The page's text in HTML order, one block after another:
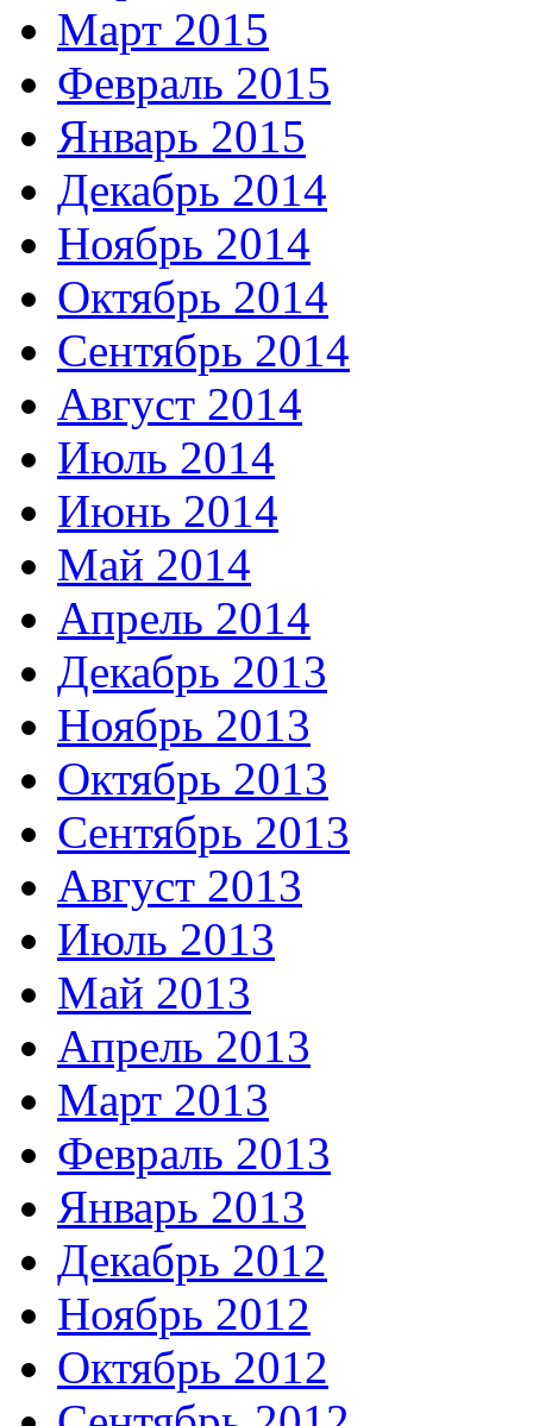
Март 2015
Февраль 2015
Январь 2015
Декабрь 2014
Ноябрь 2014
Октябрь 2014
Сентябрь 2014
Август 2014
Июль 2014
Июнь 2014
Май 2014
Апрель 2014
Декабрь 2013
Ноябрь 2013
Октябрь 2013
Сентябрь 2013
Август 2013
Июль 2013
Май 2013
Апрель 2013
Март 2013
Февраль 2013
Январь 2013
Декабрь 2012
Ноябрь 2012
Октябрь 2012